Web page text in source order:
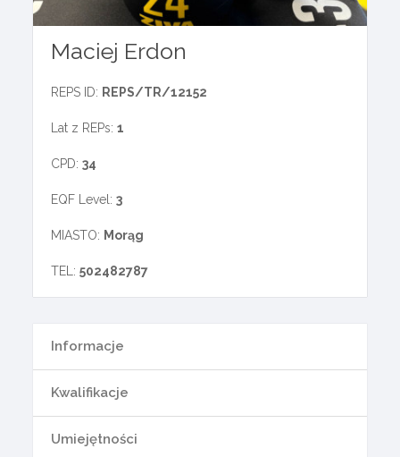
Maciej Erdon
REPS ID: REPS/TR/12152
Lat z REPs:1
CPD:34
EQF Level:3
MIASTO: Morąg
TEL:502482787
Informacje
Kwalifikacje
Umiejętności